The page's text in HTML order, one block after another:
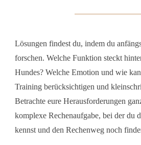
Lösungen findest du, indem du
forschen. Welche Funktion steckt
Hundes? Welche Emotion und wie
Training berücksichtigen und
Betrachte eure Herausforderungen
komplexe Rechenaufgabe, bei der du
kennst und den Rechenweg noch